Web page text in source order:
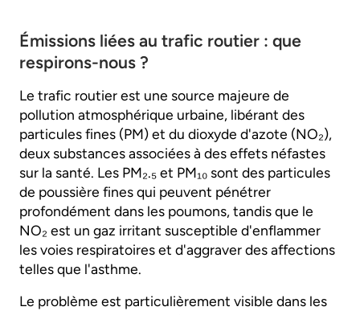
Émissions liées au trafic routier : que
respirons-nous ?
Le trafic routier est une source majeure de
pollution atmosphérique urbaine, libérant des
particules fines (PM) et du dioxyde d'azote (NO₂),
deux substances associées à des effets néfastes
sur la santé. Les PM₂.₅ et PM₁₀ sont des particules
de poussière fines qui peuvent pénétrer
profondément dans les poumons, tandis que le
NO₂ est un gaz irritant susceptible d'enflammer
les voies respiratoires et d'aggraver des affections
telles que l'asthme.
Le problème est particulièrement visible dans les